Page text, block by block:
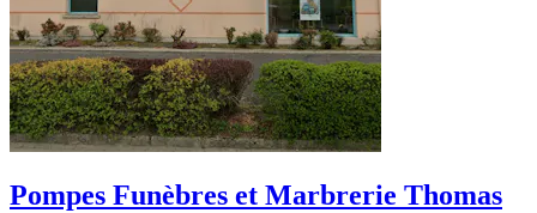
Pompes Funèbres et Marbrerie Thomas